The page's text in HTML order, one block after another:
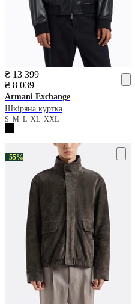
₴ 13 399
₴ 8 039
Armani Exchange
Шкіряна куртка
S M L XL XXL
−55%